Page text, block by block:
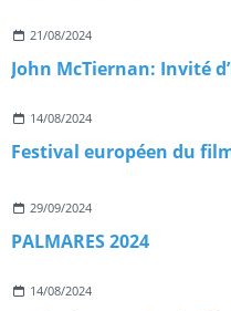
21/08/2024
John McTiernan: Invité
14/08/2024
Festival européen du
29/09/2024
PALMARES 2024
14/08/2024